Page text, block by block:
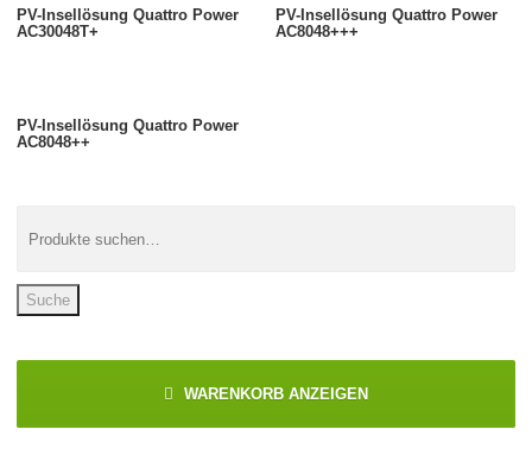
PV-Insellösung Quattro Power
AC30048T+
PV-Insellösung Quattro Power
AC8048+++
PV-Insellösung Quattro Power
AC8048++
Suche
WARENKORB ANZEIGEN